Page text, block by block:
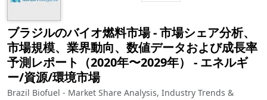
ブラジルのバイオ燃料市場 - 市場シェア分析、
市場規模、業界動向、数値データおよび成長率
予測レポート（2020年〜2029年）
‐ エネルギ
ー/資源/環境市場
Brazil Biofuel - Market Share Analysis, Industry Trends &